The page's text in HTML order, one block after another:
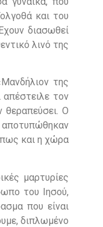
και του
διασωθεί
λινό της
της
τον
θεραπεύσει. Ο
αποτυπώθηκαν
και η χώρα
μαρτυρίες
του Ιησού,
που είναι
διπλωμένο